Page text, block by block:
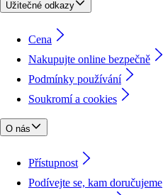
Užitečné odkazy
Cena
Nakupujte online bezpečně
Podmínky používání
Soukromí a cookies
O nás
Přístupnost
Podívejte se, kam doručujeme